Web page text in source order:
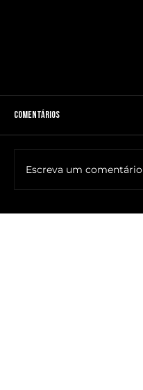
Comentários
Escreva um comentário